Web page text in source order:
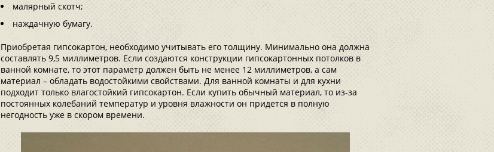
малярный скотч;
наждачную бумагу.
Приобретая гипсокартон, необходимо учитывать его толщину. Минимально она должна
составлять 9,5 миллиметров. Если создаются конструкции гипсокартонных потолков в
ванной комнате, то этот параметр должен быть не менее 12 миллиметров, а сам
материал – обладать водостойкими свойствами. Для ванной комнаты и для кухни
подходит только влагостойкий гипсокартон. Если купить обычный материал, то из-за
постоянных колебаний температур и уровня влажности он придется в полную
негодность уже в скором времени.